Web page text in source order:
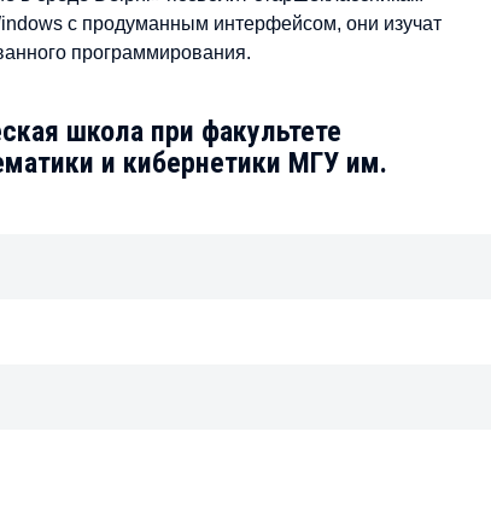
с продуманным интерфейсом, они изучат
программирования.
школа при факультете
и кибернетики МГУ им.